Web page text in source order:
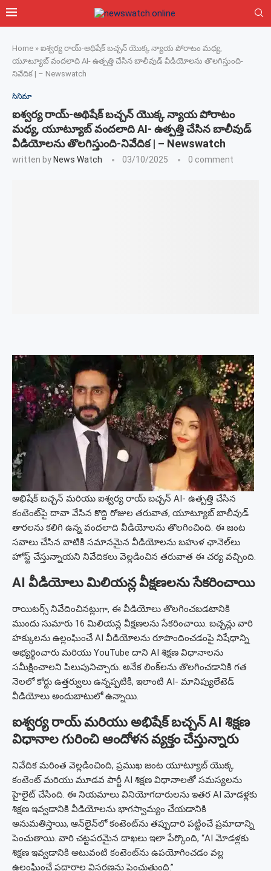
Home » ఐశ్వర్య రాయ్-అథిషేక్ బచ్చన్ యొక్క న్యాయ పోరాటం మధ్య,
యూట్యూబ్ వందలాది AI- ఉత్పత్తి చేసిన బాలీవుడ్ వీడియోలను తొలగిస్తుంది-
నివేదిక | – Newswatch
సినిమా
ఐశ్వర్య రాయ్-అథిషేక్ బచ్చన్ యొక్క న్యాయ పోరాటం
మధ్య, యూట్యూబ్ వందలాది AI- ఉత్పత్తి చేసిన బాలీవుడ్
వీడియోలను తొలగిస్తుంది-నివేదిక | – Newswatch
written by News Watch 03/10/2025 0 comment
అభిషేక్ బచ్చన్ మరియు ఐశ్వర్య రాయ్ బచ్చన్ AI- ఉత్పత్తి చేసిన
కంటెంట్‌పై దావా వేసిన కొద్ది రోజుల తరువాత, యూట్యూబ్ బాలీవుడ్
తారలను కలిగి ఉన్న వందలాది వీడియోలను తొలగించింది. ఈ జంట
సవాలు చేసిన వాటికి సమానమైన వీడియోలను బహుళ ఛానెల్‌లు
హోస్ట్ చేస్తున్నాయని నివేదికలు వెల్లడించిన తరువాత ఈ చర్య వచ్చింది.
AI వీడియోలు మిలియన్ల వీక్షణలను సేకరించాయి
రాయిటర్స్ నివేదించినట్లుగా, ఈ వీడియోలు తొలగించబడటానికి
ముందు సుమారు 16 మిలియన్ల వీక్షణలను సేకరించాయి. బచ్చన్లు వారి
హక్కులను ఉల్లంఘించే AI వీడియోలను రూపొందించడంపై నిషేధాన్ని
అభ్యర్థించారు మరియు YouTube దాని AI శిక్షణ విధానాలను
సమీక్షించాలని పిలుపునిచ్చారు. అనేక లింక్‌లను తొలగించడానికి గత
నెలలో కోర్టు ఉత్తర్వులు ఉన్నప్పటికీ, ఇలాంటి AI- మానిప్యులేటెడ్
వీడియోలు అందుబాటులో ఉన్నాయి.
ఐశ్వర్య రాయ్మరియు అభిషేక్బచ్చన్ AI శిక్షణ
విధానాల గురించి ఆందోళన వ్యక్తం చేస్తున్నారు
నివేదిక మరింత వెల్లడించింది, ప్రముఖ జంట యూట్యూబ్ యొక్క
కంటెంట్ మరియు మూడవ పార్టీ AI శిక్షణ విధానాలతో సమస్యలను
హైలైట్ చేసింది. ఈ నియమాలు వినియోగదారులను ఇతర AI మోడళ్లకు
శిక్షణ ఇవ్వడానికి వీడియోలను భాగస్వామ్యం చేయడానికి
అనుమతిస్తాయి, ఆన్‌లైన్‌లో కంటెంట్‌ను తప్పుదారి పట్టించే ప్రమాదాన్ని
పెంచుతాయి. వారి చట్టపరమైన దాఖలు ఇలా పేర్కొంది, “AI మోడళ్లకు
శిక్షణ ఇవ్వడానికి అటువంటి కంటెంట్‌ను ఉపయోగించడం వల్ల
ఉల్లంఘించే పదార్థాల విస్తరణను పెంచుతుంది.”